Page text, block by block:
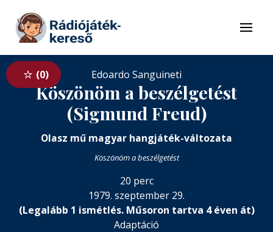
Tovább a tartalomhoz
Menü
0 Edoardo Sanguineti
Köszönöm a beszélgetést
(Sigmund Freud)
Olasz mű magyar hangjáték-változata
Köszönöm a beszélgetést
20 perc
1979. szeptember 29.
(Legalább 1 ismétlés. Műsoron tartva 4 éven át)
Adaptáció